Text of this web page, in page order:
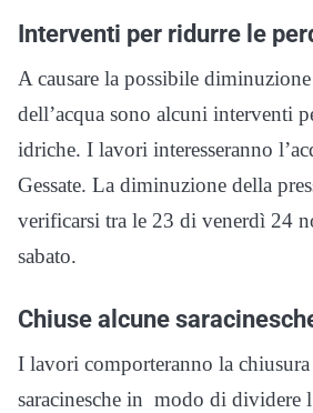
Interventi per ridurre le
A causare la possibile
dell’acqua sono alcuni interventi
idriche. I lavori interesseranno
Gessate. La diminuzione della
verificarsi tra le 23 di venerdì 24
sabato.
Chiuse alcune
I lavori comporteranno la
saracinesche in modo di dividere